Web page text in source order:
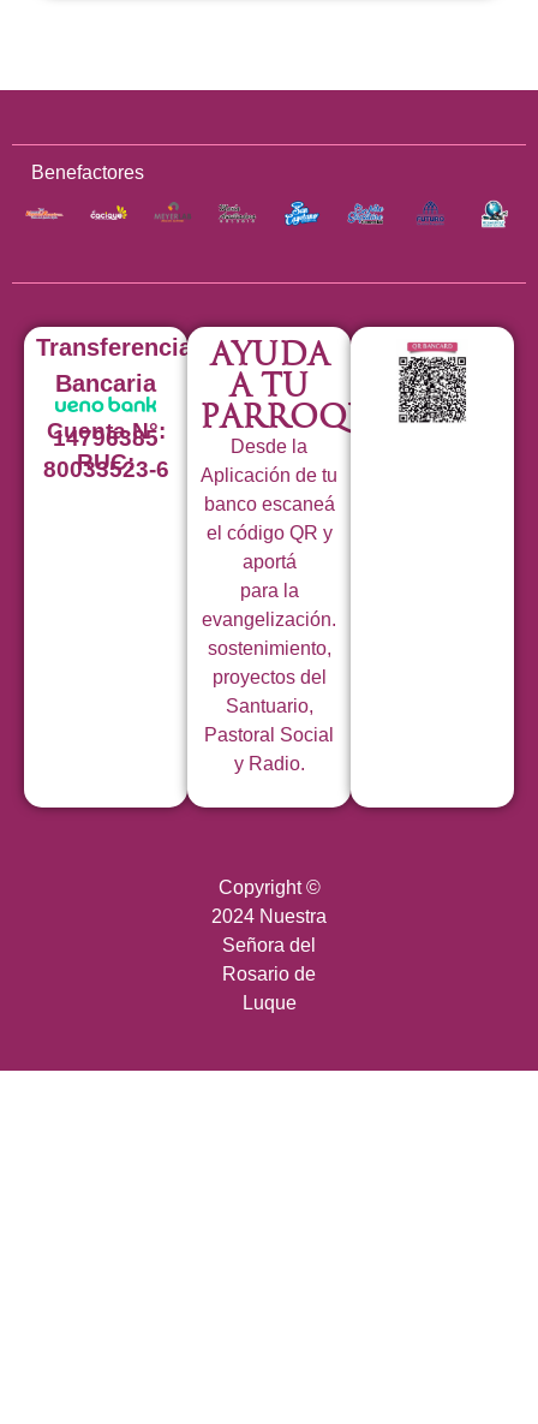
Benefactores
Transferencia
Bancaria
Cuenta N°:
14796385
RUC:
80033523-6
Ayuda
a tu
Parroquia
Desde la
Aplicación de tu
banco escaneá
el código QR y
aportá
para la
evangelización.
sostenimiento,
proyectos del
Santuario,
Pastoral Social
y Radio.
Copyright ©
2024 Nuestra
Señora del
Rosario de
Luque